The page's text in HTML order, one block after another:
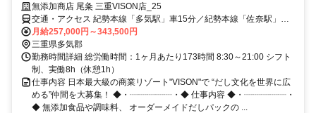
無添加商店 尾粂 三重VISON店_25
交通・アクセス 紀勢本線「多気駅」車15分／紀勢本線「佐奈駅」車
20分／紀勢本線「相可駅」車20分
月給257,000円～343,500円
三重県多気郡
勤務時間詳細 総労働時間：1ヶ月あたり173時間 8:30～21:00 シフト
制、実働8h（休憩1h）
仕事内容 日本最大級の商業リゾート"VISON"で “だし文化を世界に広
める”仲間を大募集！ ◆・┈┈┈┈┈・◆ 仕事内容 ◆・┈┈┈┈┈・
◆ 無添加食品や調味料、 オーダーメイドだしパックの ...